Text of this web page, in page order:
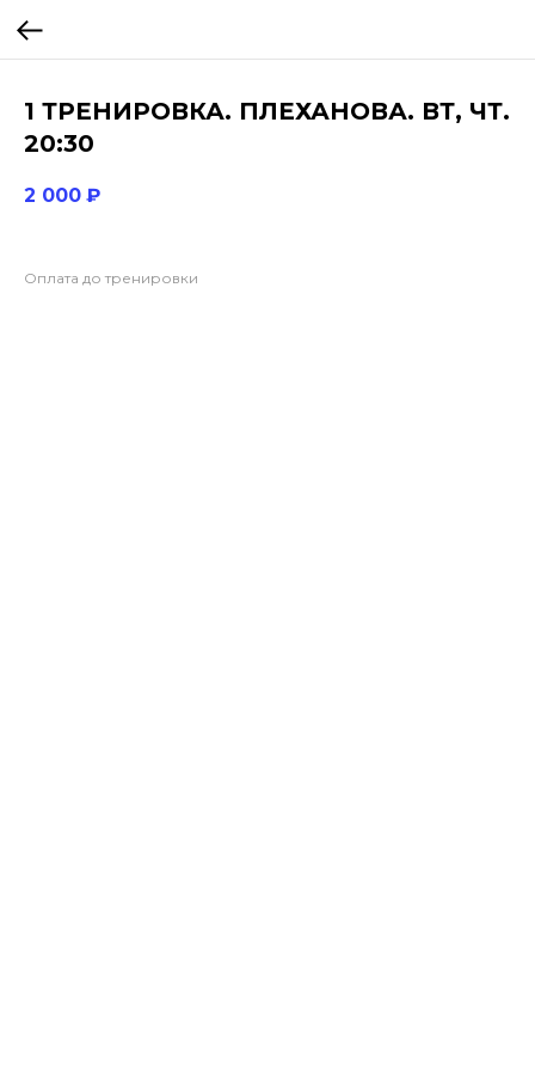
1 ТРЕНИРОВКА. ПЛЕХАНОВА. ВТ, ЧТ.
20:30
2 000 ₽
Оплата до тренировки